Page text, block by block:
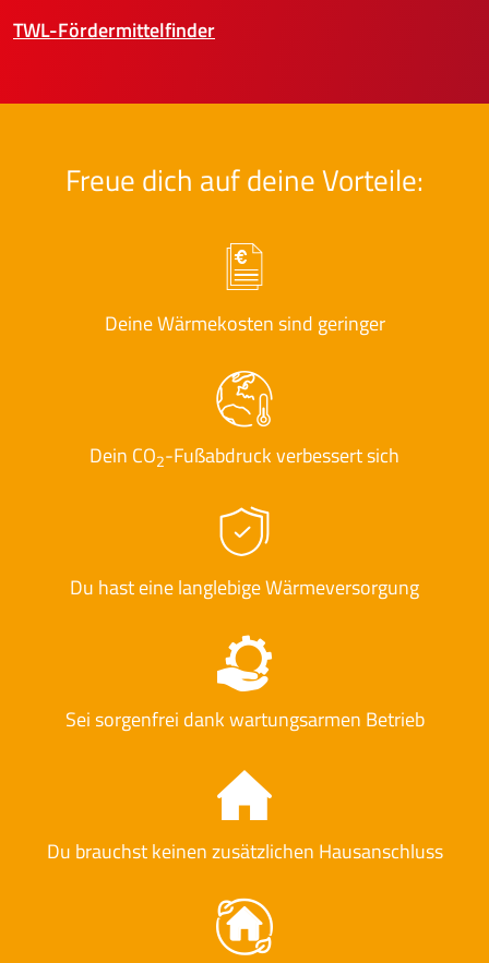
TWL-Fördermittelfinder
Freue dich auf deine Vorteile:
Deine Wärmekosten sind geringer
Dein CO2-Fußabdruck verbessert sich
Du hast eine langlebige Wärmeversorgung
Sei sorgenfrei dank wartungsarmen Betrieb
Du brauchst keinen zusätzlichen Hausanschluss